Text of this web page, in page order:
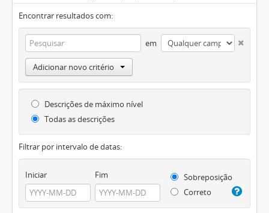
Encontrar resultados com:
em
Adicionar novo critério
Descrições de máximo nível
Todas as descrições
Filtrar por intervalo de datas:
Iniciar Fim
Sobreposição
Correto